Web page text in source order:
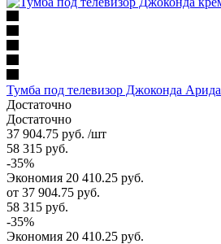
Тумба под телевизор Джоконда Арида
Достаточно
Достаточно
37 904.75 руб. /шт
58 315 руб.
-35%
Экономия 20 410.25 руб.
от 37 904.75 руб.
58 315 руб.
-35%
Экономия 20 410.25 руб.